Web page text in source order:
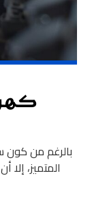
بالرغم من كون
المتميز،